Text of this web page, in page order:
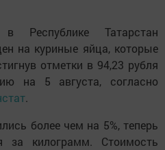
Республике Татарстан
на куриные яйца, которые
отметки в 94,23 рубля
на 5 августа, согласно
.
более чем на 5%, теперь
за килограмм. Стоимость